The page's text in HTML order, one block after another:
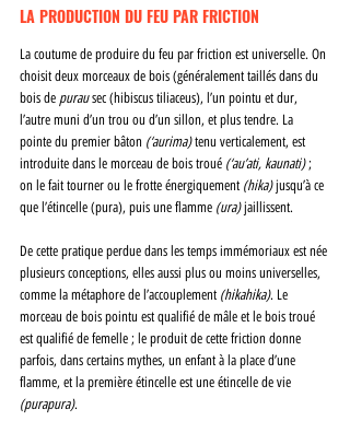
LA PRODUCTION DU FEU PAR FRICTION
La coutume de produire du feu par friction est universelle. On
choisit deux morceaux de bois (généralement taillés dans du
bois de purau sec (hibiscus tiliaceus), l’un pointu et dur,
l’autre muni d’un trou ou d’un sillon, et plus tendre. La
pointe du premier bâton (‘aurima) tenu verticalement, est
introduite dans le morceau de bois troué (‘au’ati, kaunati) ;
on le fait tourner ou le frotte énergiquement (hika) jusqu’à ce
que l’étincelle (pura), puis une flamme (ura) jaillissent.
De cette pratique perdue dans les temps immémoriaux est née
plusieurs conceptions, elles aussi plus ou moins universelles,
comme la métaphore de l’accouplement (hikahika). Le
morceau de bois pointu est qualifié de mâle et le bois troué
est qualifié de femelle ; le produit de cette friction donne
parfois, dans certains mythes, un enfant à la place d’une
flamme, et la première étincelle est une étincelle de vie
(purapura).